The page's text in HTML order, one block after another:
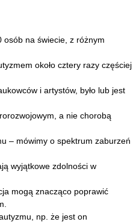
osób na świecie, z różnym
około cztery razy częściej
i artystów, było lub jest
a nie chorobą
– mówimy o spektrum zaburzeń
wyjątkowe zdolności w
mogą znacząco poprawić
np. że jest on